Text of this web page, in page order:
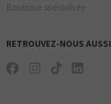
Boutique spécialisée
RETROUVEZ-NOUS